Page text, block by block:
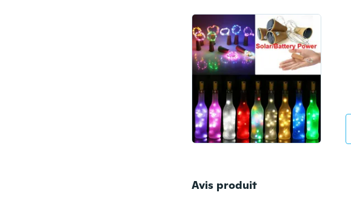
Avis produit